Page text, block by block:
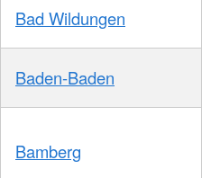
Bad Wildungen
Baden-Baden
Bamberg